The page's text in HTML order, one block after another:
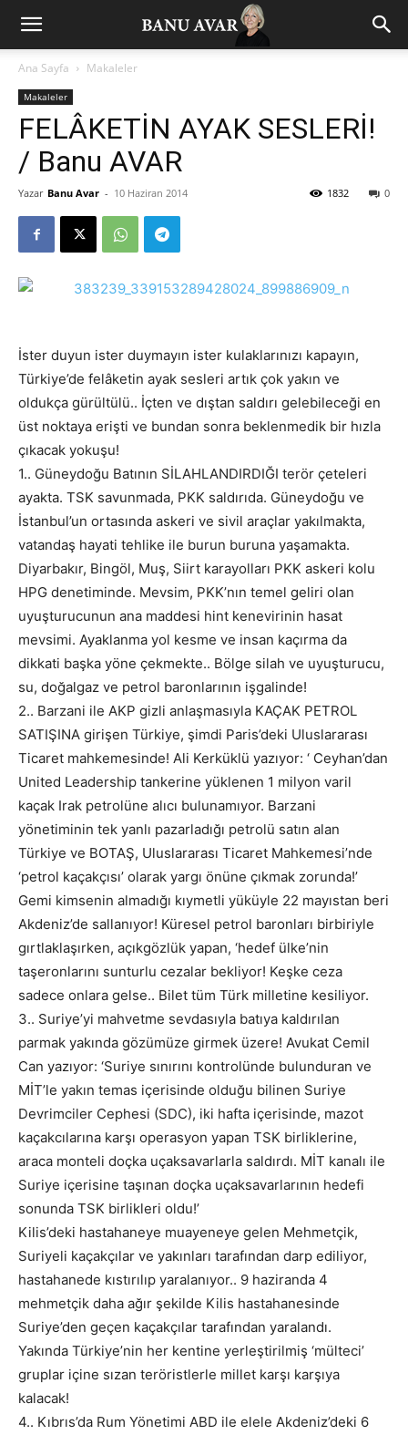
Ana Sayfa Makaleler
Makaleler
FELÂKETİN AYAK SESLERİ!
/ Banu AVAR
Yazar Banu Avar - 10 Haziran 2014 0
1832
İster duyun ister duymayın ister kulaklarınızı kapayın,
Türkiye’de felâketin ayak sesleri artık çok yakın ve
oldukça gürültülü.. İçten ve dıştan saldırı gelebileceği en
üst noktaya erişti ve bundan sonra beklenmedik bir hızla
çıkacak yokuşu!
1.. Güneydoğu Batının SİLAHLANDIRDIĞI terör çeteleri
ayakta. TSK savunmada, PKK saldırıda. Güneydoğu ve
İstanbul’un ortasında askeri ve sivil araçlar yakılmakta,
vatandaş hayati tehlike ile burun buruna yaşamakta.
Diyarbakır, Bingöl, Muş, Siirt karayolları PKK askeri kolu
HPG denetiminde. Mevsim, PKK’nın temel geliri olan
uyuşturucunun ana maddesi hint kenevirinin hasat
mevsimi. Ayaklanma yol kesme ve insan kaçırma da
dikkati başka yöne çekmekte.. Bölge silah ve uyuşturucu,
su, doğalgaz ve petrol baronlarının işgalinde!
2.. Barzani ile AKP gizli anlaşmasıyla KAÇAK PETROL
SATIŞINA girişen Türkiye, şimdi Paris’deki Uluslararası
Ticaret mahkemesinde! Ali Kerküklü yazıyor: ‘ Ceyhan’dan
United Leadership tankerine yüklenen 1 milyon varil
kaçak Irak petrolüne alıcı bulunamıyor. Barzani
yönetiminin tek yanlı pazarladığı petrolü satın alan
Türkiye ve BOTAŞ, Uluslararası Ticaret Mahkemesi’nde
‘petrol kaçakçısı’ olarak yargı önüne çıkmak zorunda!’
Gemi kimsenin almadığı kıymetli yüküyle 22 mayıstan beri
Akdeniz’de sallanıyor! Küresel petrol baronları birbiriyle
gırtlaklaşırken, açıkgözlük yapan, ‘hedef ülke’nin
taşeronlarını sunturlu cezalar bekliyor! Keşke ceza
sadece onlara gelse.. Bilet tüm Türk milletine kesiliyor.
3.. Suriye’yi mahvetme sevdasıyla batıya kaldırılan
parmak yakında gözümüze girmek üzere! Avukat Cemil
Can yazıyor: ‘Suriye sınırını kontrolünde bulunduran ve
MİT’le yakın temas içerisinde olduğu bilinen Suriye
Devrimciler Cephesi (SDC), iki hafta içerisinde, mazot
kaçakcılarına karşı operasyon yapan TSK birliklerine,
araca monteli doçka uçaksavarlarla saldırdı. MİT kanalı ile
Suriye içerisine taşınan doçka uçaksavarlarının hedefi
sonunda TSK birlikleri oldu!’
Kilis’deki hastahaneye muayeneye gelen Mehmetçik,
Suriyeli kaçakçılar ve yakınları tarafından darp ediliyor,
hastahanede kıstırılıp yaralanıyor.. 9 haziranda 4
mehmetçik daha ağır şekilde Kilis hastahanesinde
Suriye’den geçen kaçakçılar tarafından yaralandı.
Yakında Türkiye’nin her kentine yerleştirilmiş ‘mülteci’
gruplar içine sızan teröristlerle millet karşı karşıya
kalacak!
4.. Kıbrıs’da Rum Yönetimi ABD ile elele Akdeniz’deki 6